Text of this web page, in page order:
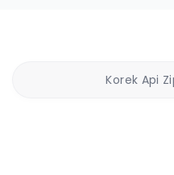
Korek Api